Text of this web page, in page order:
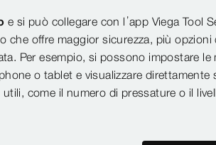
e si può collegare con l’app Viega Tool
che offre maggior sicurezza, più
Per esempio, si possono impostare le
o tablet e visualizzare direttamente
come il numero di pressature o il